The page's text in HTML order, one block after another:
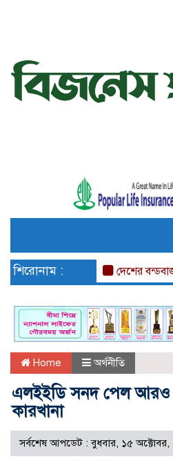
শিরোনাম : দেশের বন্ডবাজার
Home অর্থনীতি
এলইইডি সনদ পেল আরও
কারখানা
সর্বশেষ আপডেট : বুধবার, ১৫